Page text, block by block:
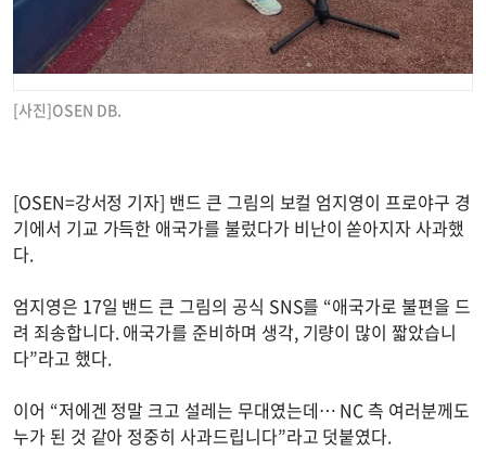
[사진]OSEN DB.
[OSEN=강서정 기자] 밴드 큰 그림의 보컬 엄지영이 프로야구 경
기에서 기교 가득한 애국가를 불렀다가 비난이 쏟아지자 사과했
다.
엄지영은 17일 밴드 큰 그림의 공식 SNS를 “애국가로 불편을 드
려 죄송합니다. 애국가를 준비하며 생각, 기량이 많이 짧았습니
다”라고 했다.
이어 “저에겐 정말 크고 설레는 무대였는데… NC 측 여러분께도
누가 된 것 같아 정중히 사과드립니다”라고 덧붙였다.